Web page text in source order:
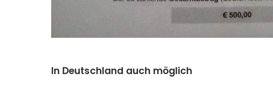
In Deutschland auch möglich